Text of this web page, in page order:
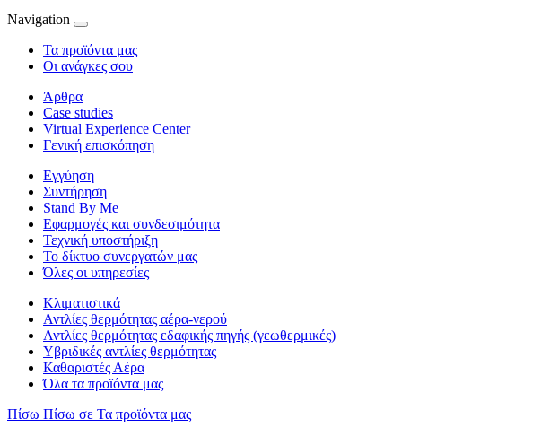
Navigation
Τα προϊόντα μας
Οι ανάγκες σου
Άρθρα
Case studies
Virtual Experience Center
Γενική επισκόπηση
Εγγύηση
Συντήρηση
Stand By Me
Εφαρμογές και συνδεσιμότητα
Τεχνική υποστήριξη
Το δίκτυο συνεργατών μας
Όλες οι υπηρεσίες
Κλιματιστικά
Αντλίες θερμότητας αέρα-νερού
Αντλίες θερμότητας εδαφικής πηγής (γεωθερμικές)
Υβριδικές αντλίες θερμότητας
Καθαριστές Αέρα
Όλα τα προϊόντα μας
Πίσω Πίσω σε Τα προϊόντα μας